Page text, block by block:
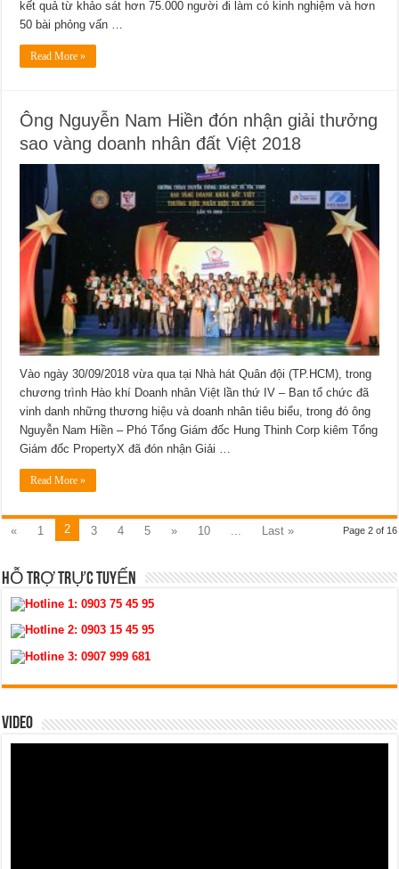
kết quả từ khảo sát hơn 75.000 người đi làm có kinh nghiệm và hơn
50 bài phỏng vấn …
Read More »
Ông Nguyễn Nam Hiền đón nhận giải thưởng
sao vàng doanh nhân đất Việt 2018
Vào ngày 30/09/2018 vừa qua tại Nhà hát Quân đội (TP.HCM), trong
chương trình Hào khí Doanh nhân Việt lần thứ IV – Ban tổ chức đã
vinh danh những thương hiệu và doanh nhân tiêu biểu, trong đó ông
Nguyễn Nam Hiền – Phó Tổng Giám đốc Hung Thinh Corp kiêm Tổng
Giám đốc PropertyX đã đón nhận Giải …
Read More »
Page 2 of 16
« 1 2 3 4 5 » 10 Last »
HỖ TRỢ TRỰC TUYẾN
Hotline 1:0903 75 45 95
Hotline 2:0903 15 45 95
Hotline 3:0907 999 681
VIDEO